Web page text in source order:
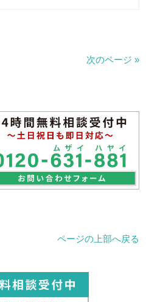
次のページ »
ページの上部へ戻る